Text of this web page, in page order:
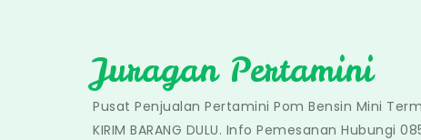
Juragan Pertamini
Pusat Penjualan Pertamini Pom Bensin Mini
KIRIM BARANG DULU. Info Pemesanan Hubungi